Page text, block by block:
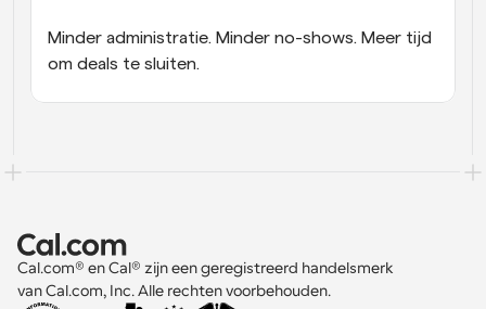
Minder administratie. Minder no-shows. Meer tijd
om deals te sluiten.
Cal.com® en Cal® zijn een geregistreerd handelsmerk
van Cal.com, Inc. Alle rechten voorbehouden.